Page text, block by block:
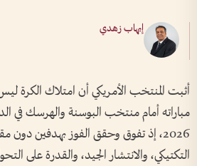
إيهاب زهدي
أثبت المنتخب الأمريكي أن امتلاك الكرة
2026، إذ تفوق وحقق الفوز بهدفين
التكتيكي، والانتشار الجيد، والقدرة على